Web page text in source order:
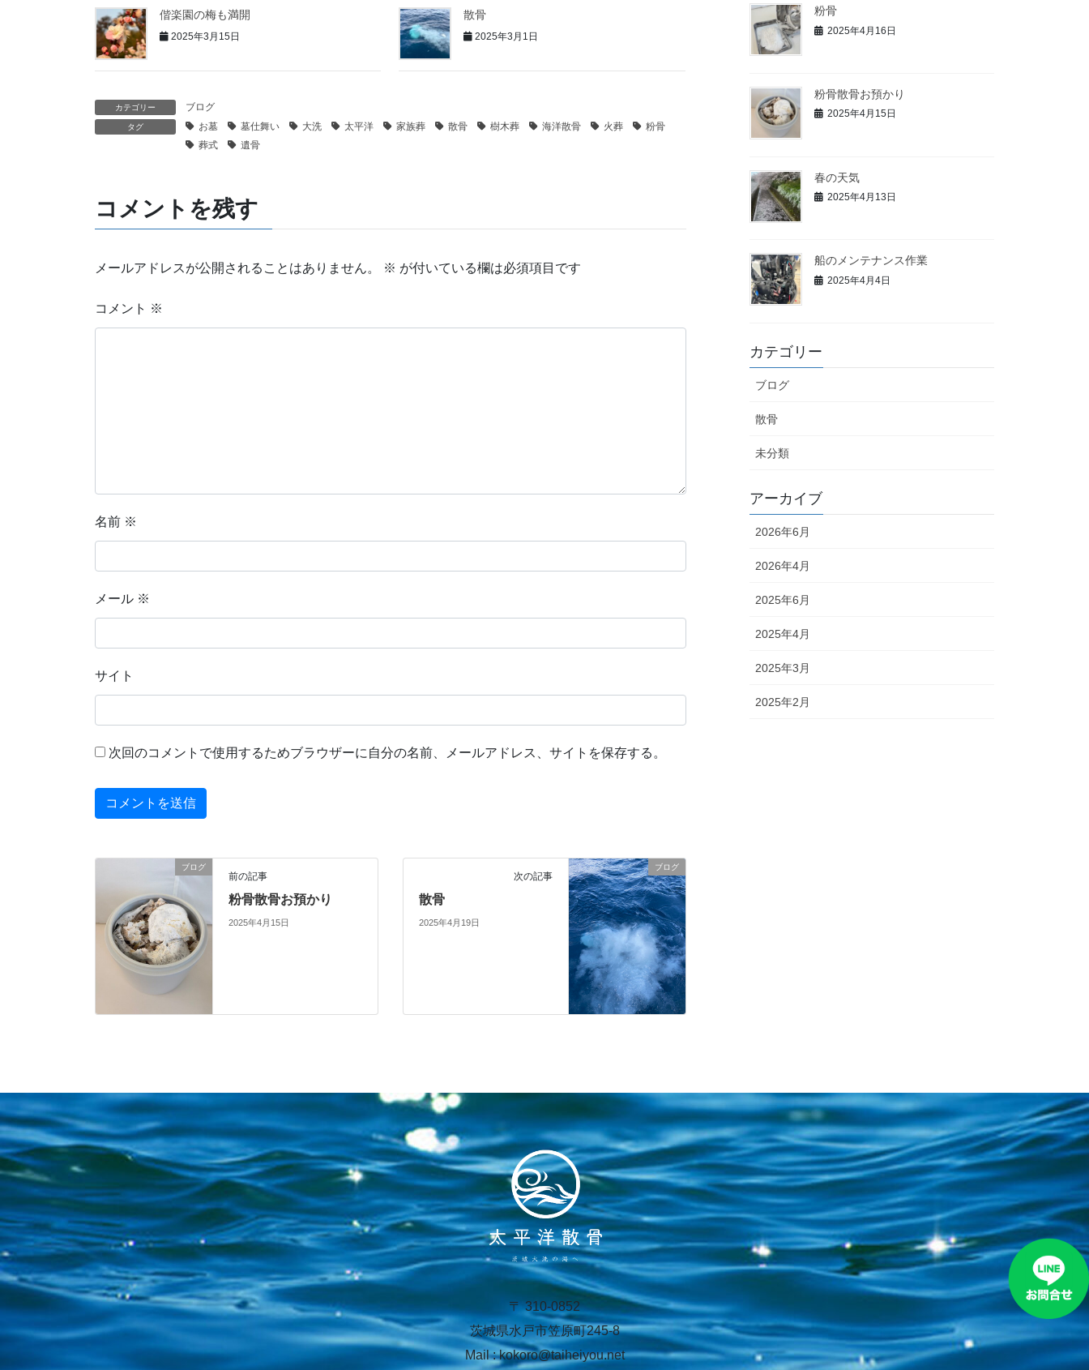
偕楽園の梅も満開
2025年3月15日
散骨
2025年3月1日
カテゴリー ブログ
タグ お墓 墓仕舞い 大洗 太平洋 家族葬 散骨 樹木葬 海洋散骨 火葬
粉骨
葬式
遺骨
コメントを残す
メールアドレスが公開されることはありません。 ※ が付いている欄は必須項目です
コメント ※
名前 ※
メール ※
サイト
次回のコメントで使用するためブラウザーに自分の名前、メールアドレス、サイトを保存する。
ブログ
前の記事
粉骨散骨お預かり
2025年4月15日
ブログ
次の記事
散骨
2025年4月19日
粉骨
2025年4月16日
粉骨散骨お預かり
2025年4月15日
春の天気
2025年4月13日
船のメンテナンス作業
2025年4月4日
カテゴリー
ブログ
散骨
未分類
アーカイブ
2026年6月
2026年4月
2025年6月
2025年4月
2025年3月
2025年2月
〒 310-0852
茨城県水戸市笠原町245-8
Mail : kokoro@taiheiyou.net